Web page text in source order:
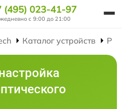
(495) 023-41-97
с 9:00 до 21:00
Каталог устройств